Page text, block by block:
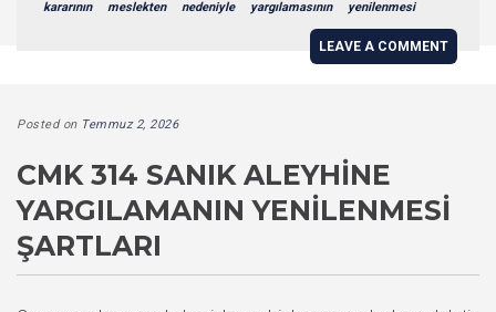
kararının meslekten nedeniyle yargılamasının yenilenmesi
LEAVE A COMMENT
Posted on Temmuz 2, 2026
CMK 314 SANIK ALEYHINE
YARGILAMANIN YENILENMESI
ŞARTLARI